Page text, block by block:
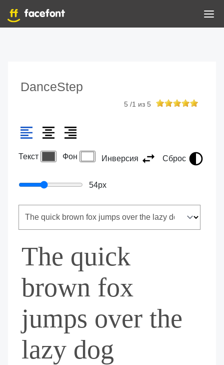
DanceStep
5 /1 из 5
Текст Фон Инверсия Сброс
54px
The quick
brown fox
jumps over the
lazy dog